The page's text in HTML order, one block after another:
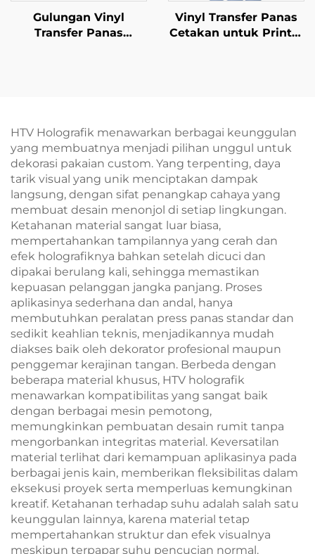
Gulungan Vinyl
Transfer Panas
Vinyl Transfer Panas
Cetakan untuk Printer
HTV Holografik menawarkan berbagai keunggulan
yang membuatnya menjadi pilihan unggul untuk
dekorasi pakaian custom. Yang terpenting, daya
tarik visual yang unik menciptakan dampak
langsung, dengan sifat penangkap cahaya yang
membuat desain menonjol di setiap lingkungan.
Ketahanan material sangat luar biasa,
mempertahankan tampilannya yang cerah dan
efek holografiknya bahkan setelah dicuci dan
dipakai berulang kali, sehingga memastikan
kepuasan pelanggan jangka panjang. Proses
aplikasinya sederhana dan andal, hanya
membutuhkan peralatan press panas standar dan
sedikit keahlian teknis, menjadikannya mudah
diakses baik oleh dekorator profesional maupun
penggemar kerajinan tangan. Berbeda dengan
beberapa material khusus, HTV holografik
menawarkan kompatibilitas yang sangat baik
dengan berbagai mesin pemotong,
memungkinkan pembuatan desain rumit tanpa
mengorbankan integritas material. Keversatilan
material terlihat dari kemampuan aplikasinya pada
berbagai jenis kain, memberikan fleksibilitas dalam
eksekusi proyek serta memperluas kemungkinan
kreatif. Ketahanan terhadap suhu adalah salah satu
keunggulan lainnya, karena material tetap
mempertahankan struktur dan efek visualnya
meskipun terpapar suhu pencucian normal.